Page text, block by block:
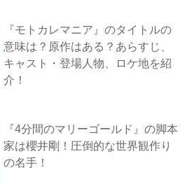
『モトカレマニア』のタイトルの
意味は？原作はある？あらすじ、
キャスト・登場人物、ロケ地を紹
介！
『4分間のマリーゴールド』の脚本
家は櫻井剛！圧倒的な世界観作り
の名手！